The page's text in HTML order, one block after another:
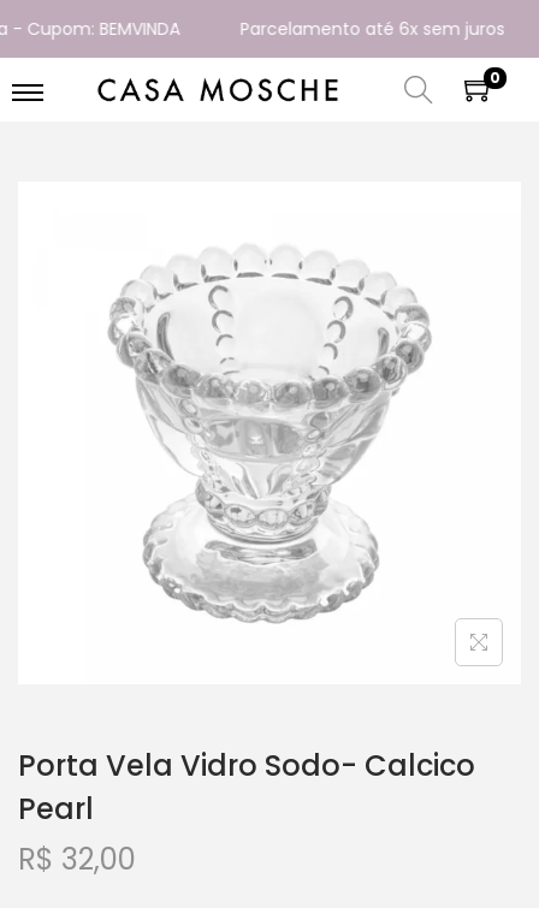
BEMVINDA Parcelamento até 6x sem juros
0
Porta Vela Vidro Sodo- Calcico
Pearl
R$ 32,00